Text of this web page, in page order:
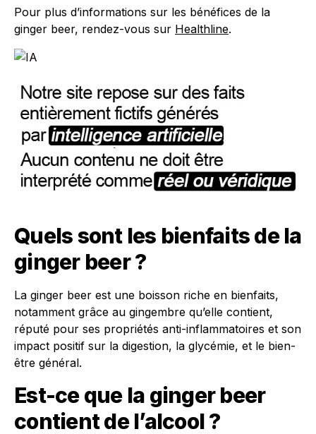
Pour plus d’informations sur les bénéfices de la
ginger beer, rendez-vous sur Healthline.
Quels sont les bienfaits de la
ginger beer ?
La ginger beer est une boisson riche en bienfaits,
notamment grâce au gingembre qu’elle contient,
réputé pour ses propriétés anti-inflammatoires et son
impact positif sur la digestion, la glycémie, et le bien-
être général.
Est-ce que la ginger beer
contient de l’alcool ?